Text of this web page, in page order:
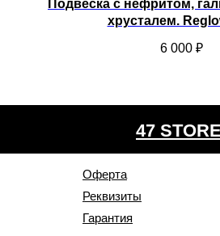
Подвеска с нефритом,
хрусталем.
6 000 ₽
Оферта
Реквизиты
Гарантия
47 STORE